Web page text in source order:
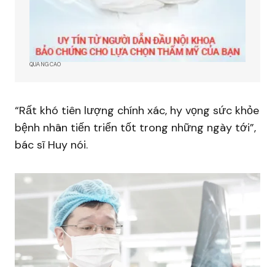
QUẢNG CÁO
“Rất khó tiên lượng chính xác, hy vọng sức khỏe
bệnh nhân tiến triển tốt trong những ngày tới”,
bác sĩ Huy nói.